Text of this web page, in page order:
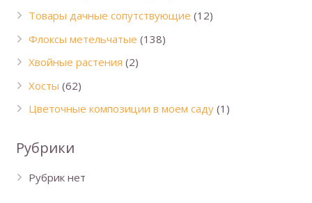
Товары дачные сопутствующие (12)
Флоксы метельчатые (138)
Хвойные растения (2)
Хосты (62)
Цветочные композиции в моем саду (1)
Рубрики
Рубрик нет